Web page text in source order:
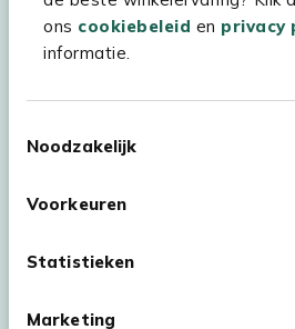
ons cookiebeleid en privacy
informatie.
Noodzakelijk
Voorkeuren
Statistieken
Marketing